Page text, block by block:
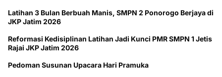
Latihan 3 Bulan Berbuah Manis, SMPN 2 Ponorogo Berjaya di
JKP Jatim 2026
Reformasi Kedisiplinan Latihan Jadi Kunci PMR SMPN 1 Jetis
Rajai JKP Jatim 2026
Pedoman Susunan Upacara Hari Pramuka